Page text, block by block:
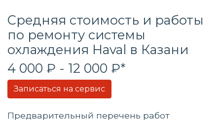
Средняя стоимость и работы
по ремонту системы
охлаждения Haval в Казани
4 000 ₽ - 12 000 ₽*
Записаться на сервис
Предварительный перечень работ